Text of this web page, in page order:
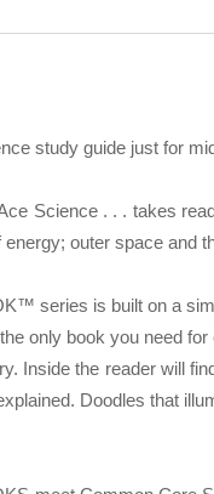
study guide just for
Science . . . takes
outer space and
series is built on a
only book you need
Inside the reader will
Doodles that